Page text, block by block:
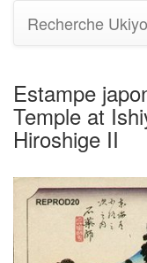
Recherche
Estampe
Temple at
Hiroshige II